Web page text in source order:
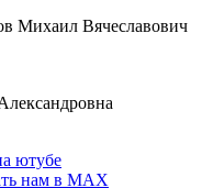
Михаил Вячеславович